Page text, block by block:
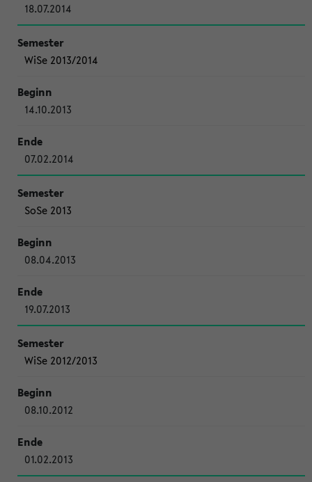
18.07.2014
WiSe 2013/2014
14.10.2013
07.02.2014
SoSe 2013
08.04.2013
19.07.2013
WiSe 2012/2013
08.10.2012
01.02.2013